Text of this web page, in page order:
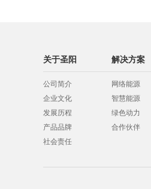
关于圣阳
公司简介
企业文化
发展历程
产品品牌
社会责任
解决方案
网络能源
智慧能源
绿色动力
合作伙伴